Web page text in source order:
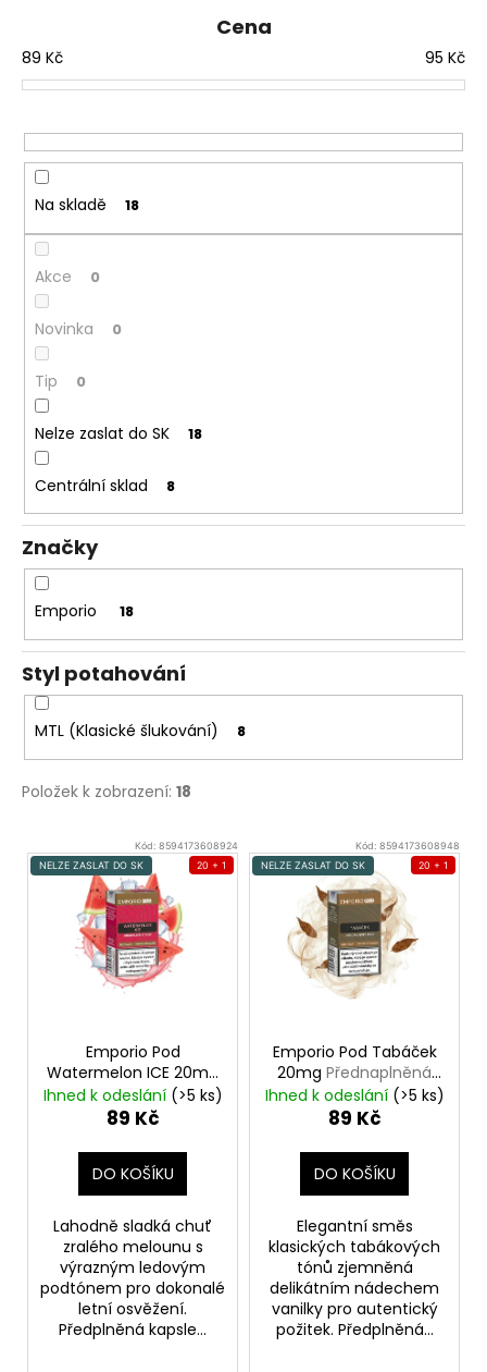
r
o
u
k
ů
Cena
89 Kč 95 Kč
Na skladě 18
Akce 0
Novinka 0
Tip 0
Nelze zaslat do SK 18
Centrální sklad 8
Značky
Emporio 18
Styl potahování
MTL (Klasické šlukování) 8
Položek k zobrazení: 18
V
ý
Kód: 8594173608924
NELZE ZASLAT DO SK
20 + 1
Emporio Pod
Watermelon ICE 20mg
Přednaplněná Pod
Cartridge
Ihned k odeslání (>5 ks)
89 Kč
DO KOŠÍKU
Lahodně sladká chuť
zralého melounu s
výrazným ledovým
podtónem pro dokonalé
letní osvěžení.
Předplněná kapsle...
Kód: 8594173608948
NELZE ZASLAT DO SK
20 + 1
Emporio Pod Tabáček
20mg Přednaplněná
Pod Cartridge
Ihned k odeslání (>5 ks)
89 Kč
DO KOŠÍKU
Elegantní směs
klasických tabákových
tónů zjemněná
delikátním nádechem
vanilky pro autentický
požitek. Předplněná...
-
BLUEBERRY
-
-
10MG
185
Kč
Původně:
245
Kč